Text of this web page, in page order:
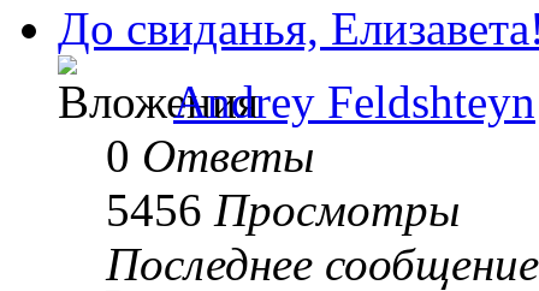
До свиданья,
Andrey Feldshteyn
0 Ответы
5456 Просмотры
Последнее